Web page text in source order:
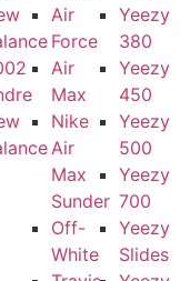
Air
Force
Air
Max
Nike
Air
Max
Sunder
Off-
White
Yeezy
380
Yeezy
450
Yeezy
500
Yeezy
700
Yeezy
Slides